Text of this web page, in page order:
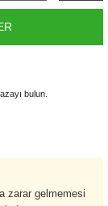
bulun.
zarar gelmemesi